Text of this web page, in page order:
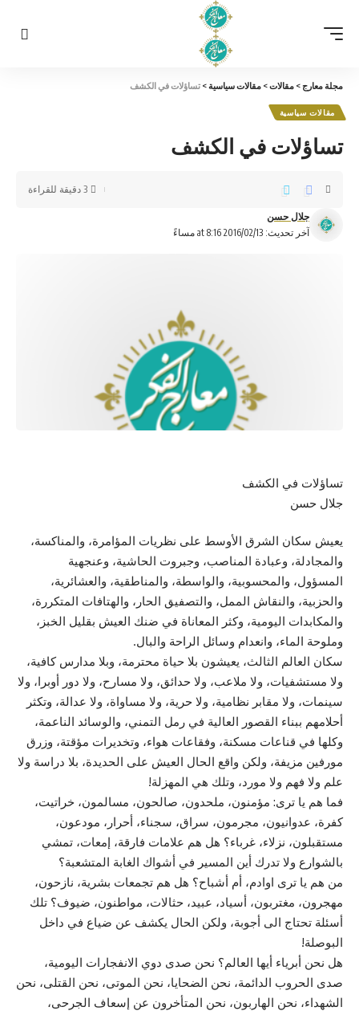
مجلة معارج> مقالات> مقالات سياسية> تساؤلات في الكشف
مقالات سياسية
تساؤلات في الكشف
آخر تحديث: 2016/02/13 at 8:16 مساءً
جلال حسن
3 دقيقة للقراءة
تساؤلات في الكشف
جلال حسن
يعيش سكان الشرق الأوسط على نظريات المؤامرة، والمناكسة،
والمجادلة، وعبادة المناصب، وجبروت الحاشية، وعنجهية
المسؤول، والمحسوبية، والواسطة، والمناطقية، والعشائرية،
والحزبية، والنقاش الممل، والتصفيق الحار، والهتافات المتكررة،
والمكابدات اليومية، وكثر المعاناة في ضنك العيش بقليل الخبز،
وملوحة الماء، وانعدام وسائل الراحة والبال.
سكان العالم الثالث، يعيشون بلا حياة محترمة، وبلا مدارس كافية،
ولا مستشفيات، ولا ملاعب، ولا حدائق، ولا مسارح، ولا دور أوبرا، ولا
سينمات، ولا مقابر نظامية، ولا حرية، ولا مساواة، ولا عدالة، وتكثر
أحلامهم ببناء القصور العالية في رمل التمني، والوسائد الناعمة،
وكلها في قناعات مسكنة، وفقاعات هواء، وتخديرات مؤقتة، وزرق
مورفين مزيفة، ولكن واقع الحال العيش على الحديدة، بلا دراسة ولا
علم ولا فهم ولا مورد، وتلك هي المهزلة!
فما هم يا ترى: مؤمنون، ملحدون، صالحون، مسالمون، خراتيت،
كفرة، عدوانيون، مجرمون، سراق، سجناء، أحرار، مودعون،
مستقبلون، نزلاء، غرباء؟ هل هم علامات فارقة، إمعات، تمشي
بالشوارع ولا تدرك أين المسير في أشواك الغابة المتشعبة؟
من هم يا ترى اوادم، أم أشباح؟ هل هم تجمعات بشرية، نازحون،
مهجرون، مغتربون، أسياد، عبيد، حثالات، مواطنون، ضيوف؟ تلك
أسئلة تحتاج الى أجوبة، ولكن الحال يكشف عن ضياع في داخل
البوصلة!
هل نحن أبرياء أيها العالم؟ نحن صدى دوي الانفجارات اليومية،
صدى الحروب الدائمة، نحن الضحايا، نحن الموتى، نحن القتلى، نحن
الشهداء، نحن الهاربون، نحن المتأخرون عن إسعاف الجرحى،